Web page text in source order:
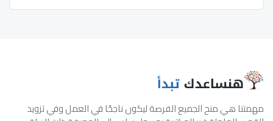
مهمتنا هي منح الجميع الفرصة ليكون ناجحًا في العمل وفي تزويد